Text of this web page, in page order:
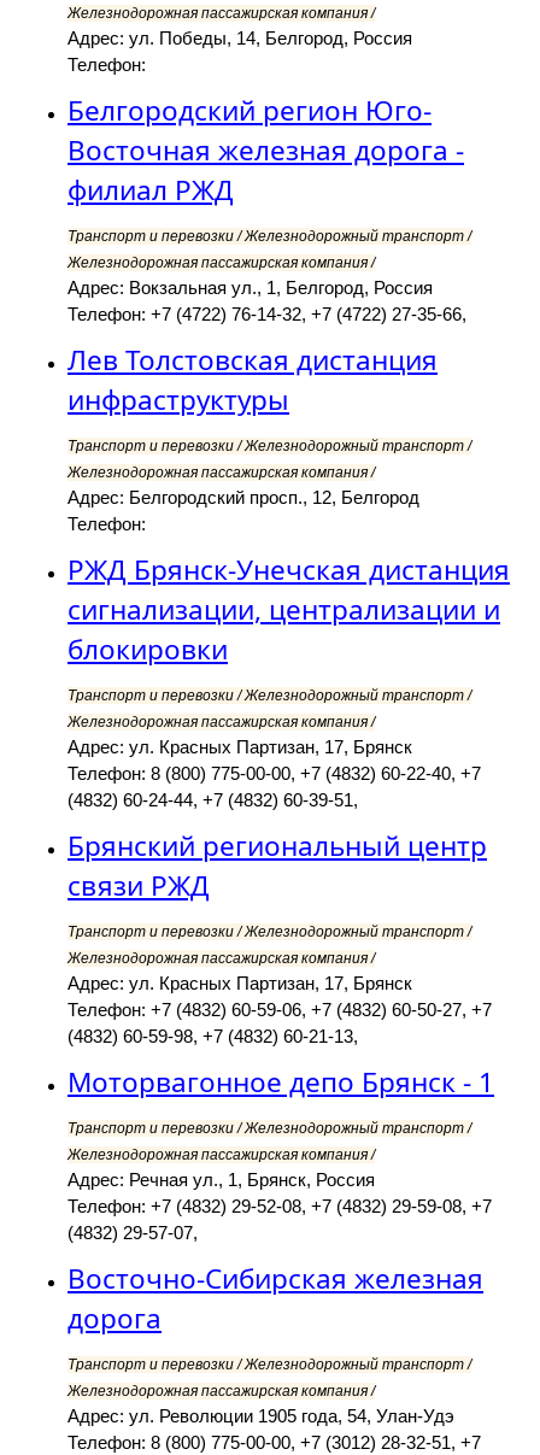
Железнодорожная пассажирская компания /
Адрес: ул. Победы, 14, Белгород, Россия
Телефон:
Белгородский регион Юго-
Восточная железная дорога -
филиал РЖД
Транспорт и перевозки / Железнодорожный транспорт /
Железнодорожная пассажирская компания /
Адрес: Вокзальная ул., 1, Белгород, Россия
Телефон: +7 (4722) 76-14-32, +7 (4722) 27-35-66,
Лев Толстовская дистанция
инфраструктуры
Транспорт и перевозки / Железнодорожный транспорт /
Железнодорожная пассажирская компания /
Адрес: Белгородский просп., 12, Белгород
Телефон:
РЖД Брянск-Унечская дистанция
сигнализации, централизации и
блокировки
Транспорт и перевозки / Железнодорожный транспорт /
Железнодорожная пассажирская компания /
Адрес: ул. Красных Партизан, 17, Брянск
Телефон: 8 (800) 775-00-00, +7 (4832) 60-22-40, +7
(4832) 60-24-44, +7 (4832) 60-39-51,
Брянский региональный центр
связи РЖД
Транспорт и перевозки / Железнодорожный транспорт /
Железнодорожная пассажирская компания /
Адрес: ул. Красных Партизан, 17, Брянск
Телефон: +7 (4832) 60-59-06, +7 (4832) 60-50-27, +7
(4832) 60-59-98, +7 (4832) 60-21-13,
Моторвагонное депо Брянск - 1
Транспорт и перевозки / Железнодорожный транспорт /
Железнодорожная пассажирская компания /
Адрес: Речная ул., 1, Брянск, Россия
Телефон: +7 (4832) 29-52-08, +7 (4832) 29-59-08, +7
(4832) 29-57-07,
Восточно-Сибирская железная
дорога
Транспорт и перевозки / Железнодорожный транспорт /
Железнодорожная пассажирская компания /
Адрес: ул. Революции 1905 года, 54, Улан-Удэ
Телефон: 8 (800) 775-00-00, +7 (3012) 28-32-51, +7